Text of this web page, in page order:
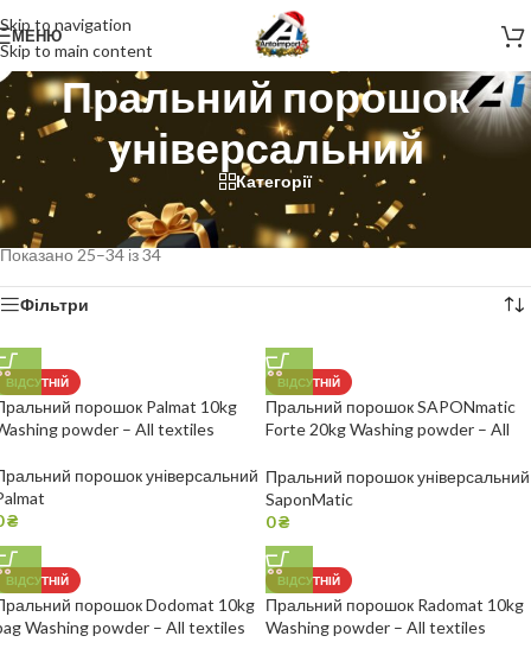
Skip to navigation
Skip to main content
МЕНЮ
Пральний порошок
універсальний
Категорії
Головна
Пральні порошки/Пральний порошок універсальний
Сторінка 2
Показано 25–34 із 34
Фільтри
ВІДСУТНІЙ
порошок Palmat 10kg
powder – All textiles
порошок універсальний
₴
ВІДСУТНІЙ
Пральний порошок SAPONmatic
Forte 20kg Washing powder – All
Пральний порошок універсальний
SaponMatic
0₴
ВІДСУТНІЙ
порошок Dodomat 10kg
Washing powder – All textiles
ВІДСУТНІЙ
Пральний порошок Radomat 10kg
Washing powder – All textiles